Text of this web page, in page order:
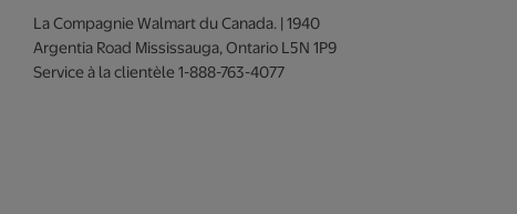
La Compagnie Walmart du Canada. | 1940
Argentia Road Mississauga, Ontario L5N 1P9
Service à la clientèle 1-888-763-4077